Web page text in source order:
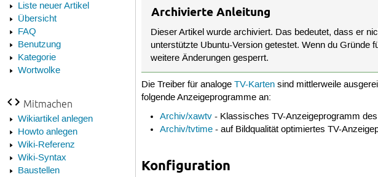
Liste neuer Artikel
Übersicht
FAQ
Benutzung
Kategorie
Wortwolke
Mitmachen
Wikiartikel anlegen
Howto anlegen
Wiki-Referenz
Wiki-Syntax
Baustellen
Archivierte Anleitung
Dieser Artikel wurde archiviert. Das bedeutet, dass er
unterstützte Ubuntu-Version getestet. Wenn du Gründe
weitere Änderungen gesperrt.
Die Treiber für analogeTV-Karten sind mittlerweile
folgende Anzeigeprogramme an:
Archiv/xawtv- Klassisches TV-Anzeigeprogramm
Archiv/tvtime- auf Bildqualität optimiertes TV-
Konfiguration